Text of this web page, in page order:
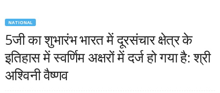
NATIONAL
5जी का शुभारंभ भारत में दूरसंचार क्षेत्र के
इतिहास में स्वर्णिम अक्षरों में दर्ज हो गया है: श्री
अश्विनी वैष्णव